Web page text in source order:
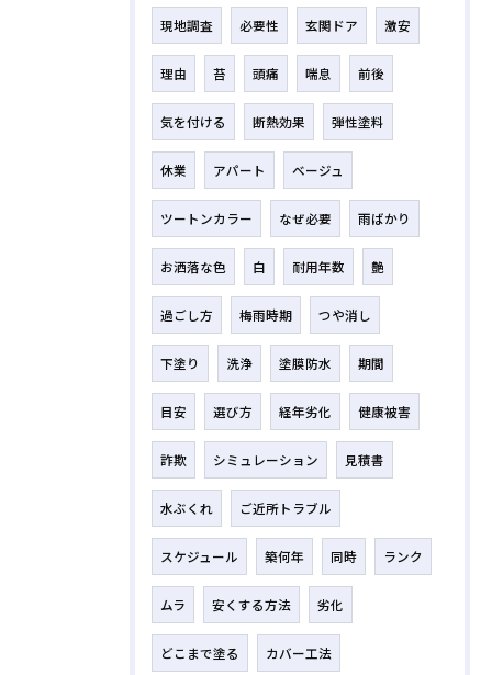
現地調査 必要性 玄関ドア 激安
理由 苔 頭痛 喘息 前後
気を付ける 断熱効果 弾性塗料
休業 アパート ベージュ
ツートンカラー なぜ必要 雨ばかり
お洒落な色 白 耐用年数 艶
過ごし方 梅雨時期 つや消し
下塗り 洗浄 塗膜防水 期間
目安 選び方 経年劣化 健康被害
詐欺 シミュレーション 見積書
水ぶくれ ご近所トラブル
スケジュール 築何年 同時 ランク
ムラ 安くする方法 劣化
どこまで塗る カバー工法